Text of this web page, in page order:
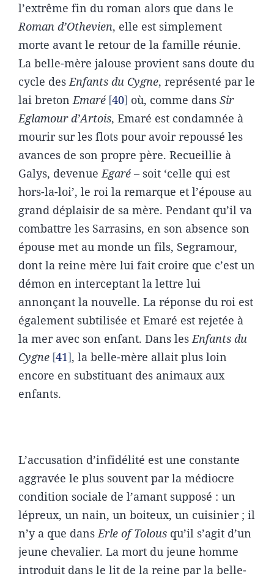
l’extrême fin du roman alors que dans le
Roman d’Othevien, elle est simplement
morte avant le retour de la famille réunie.
La belle-mère jalouse provient sans doute du
cycle desEnfants du Cygne, représenté par le
lai bretonEmaré 40 où, comme dans Sir
Eglamour d’Artois, Emaré est condamnée à
mourir sur les flots pour avoir repoussé les
avances de son propre père. Recueillie à
Galys, devenueEgaré – soit ‘celle qui est
hors-la-loi’, le roi la remarque et l’épouse au
grand déplaisir de sa mère. Pendant qu’il va
combattre les Sarrasins, en son absence son
épouse met au monde un fils, Segramour,
dont la reine mère lui fait croire que c’est un
démon en interceptant la lettre lui
annonçant la nouvelle. La réponse du roi est
également subtilisée et Emaré est rejetée à
la mer avec son enfant. Dans lesEnfants du
Cygne 41 , la belle-mère allait plus loin
encore en substituant des animaux aux
enfants.
L’accusation d’infidélité est une constante
aggravée le plus souvent par la médiocre
condition sociale de l’amant supposé : un
lépreux, un nain, un boiteux, un cuisinier ; il
n’y a que dansErle of Tolous qu’il s’agit d’un
jeune chevalier. La mort du jeune homme
introduit dans le lit de la reine par la belle-